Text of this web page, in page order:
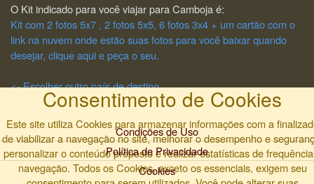
O Kit indicado para você viajar para Camboja é:
Kit com 2 fotos 5x7 , 2 fotos 5x5, 6 fotos 3x4 + um cartão com o
link na nuvem onde estão suas fotos para você baixar quando
desejar, clique aqui e peça o seu.
<- Escolher outro país de destino
Consentimento de Cookies
Este site utiliza Cookies para armazenar informações com a
de viabilizar a navegação no site, melhorar o desempenho e
personalizar o conteúdo proposto e realizar estatísticas de
navegação. Todos os Cookies, exceto os essenciais, exigem seu
Condições de Uso
Política de Privacidade
Cookies